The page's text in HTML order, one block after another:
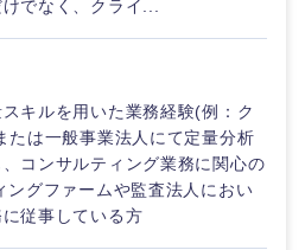
でなく、クライ...
キルを用いた業務経験(例：ク
たは一般事業法人にて定量分析
コンサルティング業務に関心の
ングファームや監査法人におい
従事している方